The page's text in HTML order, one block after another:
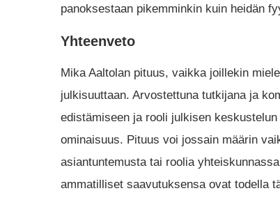
panoksestaan ​​pikemminkin kuin heidän
Yhteenveto
Mika Aaltolan pituus, vaikka joillekin
julkisuuttaan. Arvostettuna tutkijana ja
edistämiseen ja rooli julkisen
ominaisuus. Pituus voi jossain määrin
asiantuntemusta tai roolia
ammatilliset saavutuksensa ovat todella